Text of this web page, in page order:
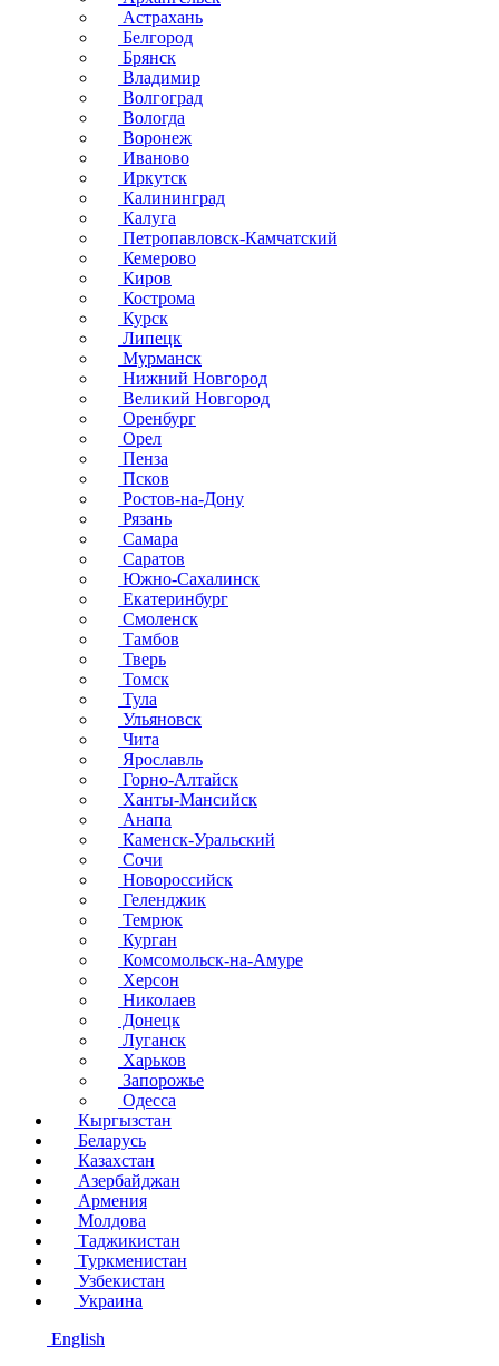
Астрахань
Белгород
Брянск
Владимир
Волгоград
Вологда
Воронеж
Иваново
Иркутск
Калининград
Калуга
Петропавловск-Камчатский
Кемерово
Киров
Кострома
Курск
Липецк
Мурманск
Нижний Новгород
Великий Новгород
Оренбург
Орел
Пенза
Псков
Ростов-на-Дону
Рязань
Самара
Саратов
Южно-Сахалинск
Екатеринбург
Смоленск
Тамбов
Тверь
Томск
Тула
Ульяновск
Чита
Ярославль
Горно-Алтайск
Ханты-Мансийск
Анапа
Каменск-Уральский
Сочи
Новороссийск
Геленджик
Темрюк
Курган
Комсомольск-на-Амуре
Херсон
Николаев
Донецк
Луганск
Харьков
Запорожье
Одесса
Кыргызстан
Беларусь
Казахстан
Азербайджан
Армения
Молдова
Таджикистан
Туркменистан
Узбекистан
Украина
English